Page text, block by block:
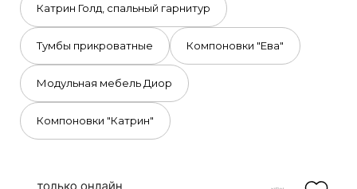
Катрин Голд, спальный гарнитур
Тумбы прикроватные Компоновки "Ева"
Модульная мебель Диор
Компоновки "Катрин"